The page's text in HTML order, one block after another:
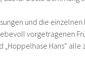
und die
vorgetragenen
Hans“ alle